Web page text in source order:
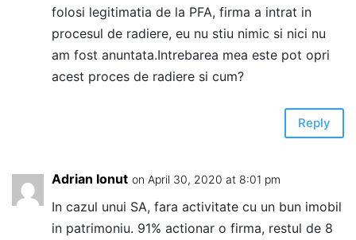
folosi legitimatia de la PFA, firma a intrat in
procesul de radiere, eu nu stiu nimic si nici nu
am fost anuntata.Intrebarea mea este pot opri
acest proces de radiere si cum?
Reply
Adrian Ionut on April 30, 2020 at 8:01 pm
In cazul unui SA, fara activitate cu un bun imobil
in patrimoniu. 91% actionar o firma, restul de 8